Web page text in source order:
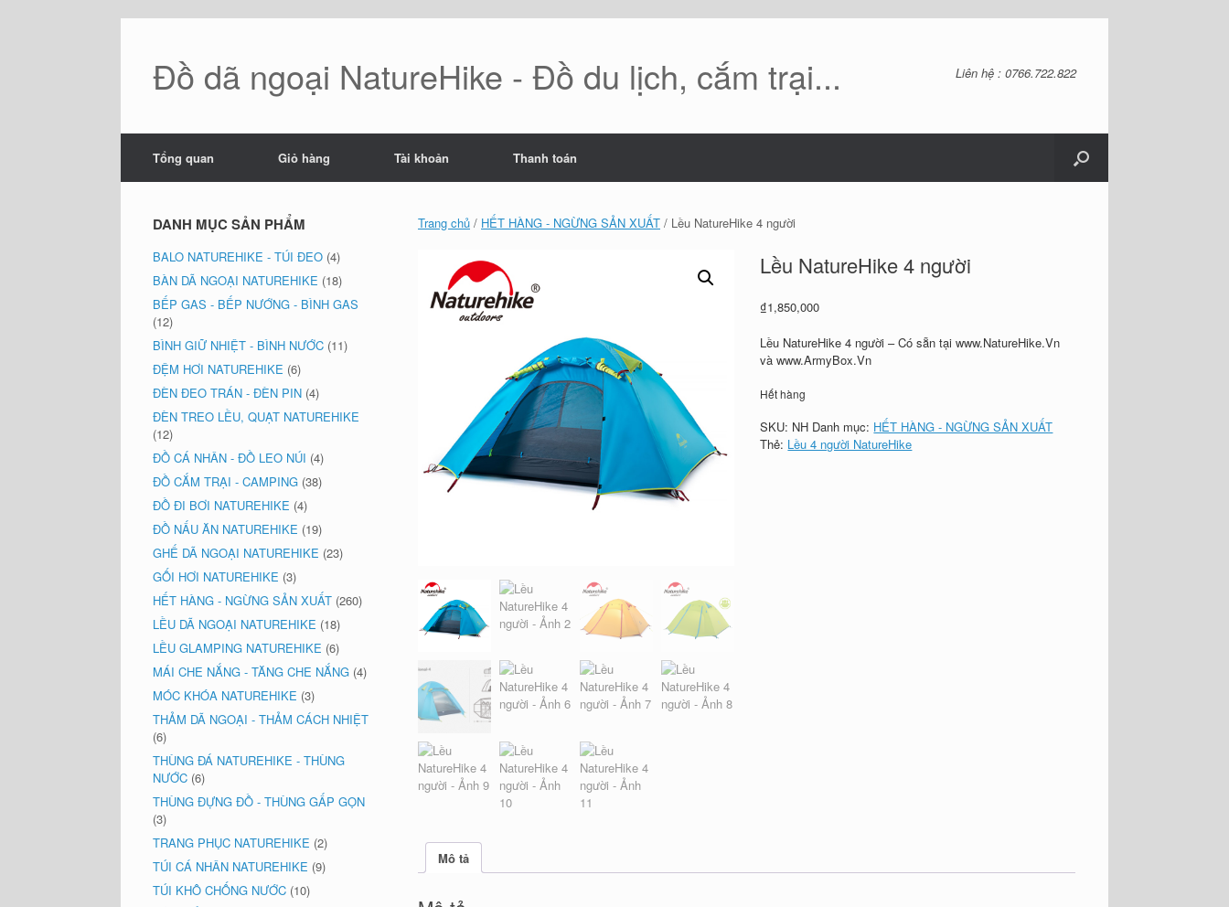
Đồ dã ngoại NatureHike - Đồ du lịch, cắm trại... Liên hệ : 0766.722.822
Tổng quan Giỏ hàng Tài khoản Thanh toán
Trang chủ / HẾT HÀNG - NGỪNG SẢN XUẤT / Lều NatureHike 4 người
Lều NatureHike 4 người
₫1,850,000
Lều NatureHike 4 người – Có sẵn tại www.NatureHike.Vn
và www.ArmyBox.Vn
Hết hàng
SKU: NH Danh mục: HẾT HÀNG - NGỪNG SẢN XUẤT
Thẻ: Lều 4 người NatureHike
Mô tả
DANH MỤC SẢN PHẨM
BALO NATUREHIKE - TÚI ĐEO (4)
BÀN DÃ NGOẠI NATUREHIKE (18)
BẾP GAS - BẾP NƯỚNG - BÌNH GAS
(12)
BÌNH GIỮ NHIỆT - BÌNH NƯỚC (11)
ĐỆM HƠI NATUREHIKE (6)
ĐÈN ĐEO TRÁN - ĐÈN PIN (4)
ĐÈN TREO LỀU, QUẠT NATUREHIKE
(12)
ĐỒ CÁ NHÂN - ĐỒ LEO NÚI (4)
ĐỒ CẮM TRẠI - CAMPING (38)
ĐỒ ĐI BƠI NATUREHIKE (4)
ĐỒ NẤU ĂN NATUREHIKE (19)
GHẾ DÃ NGOẠI NATUREHIKE (23)
GỐI HƠI NATUREHIKE (3)
HẾT HÀNG - NGỪNG SẢN XUẤT (260)
LỀU DÃ NGOẠI NATUREHIKE (18)
LỀU GLAMPING NATUREHIKE (6)
MÁI CHE NẮNG - TĂNG CHE NẮNG (4)
MÓC KHÓA NATUREHIKE (3)
THẢM DÃ NGOẠI - THẢM CÁCH NHIỆT
(6)
THÙNG ĐÁ NATUREHIKE - THÙNG
NƯỚC (6)
THÙNG ĐỰNG ĐỒ - THÙNG GẤP GỌN
(3)
TRANG PHỤC NATUREHIKE (2)
TÚI CÁ NHÂN NATUREHIKE (9)
TÚI KHÔ CHỐNG NƯỚC (10)